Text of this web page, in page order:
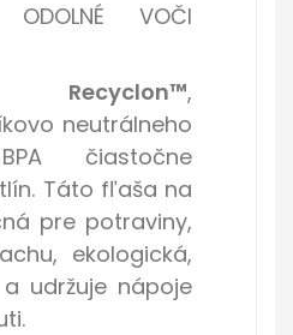
ODOLNÉ VOČI
z Recyclon™,
neutrálneho
čiastočne
Táto fľaša na
pre potraviny,
ekologická,
udržuje nápoje